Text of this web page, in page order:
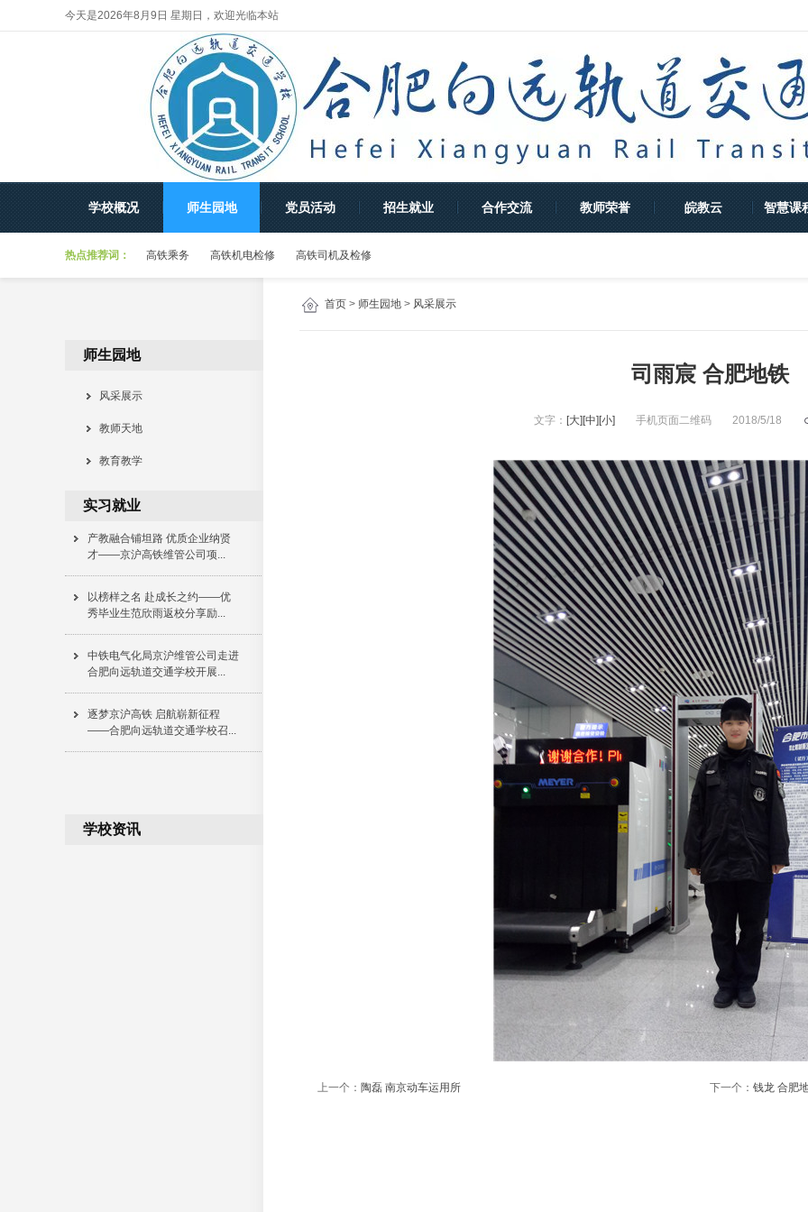
今天是2026年8月9日 星期日，欢迎光临本站
学校概况 师生园地 党员活动 招生就业 合作交流 教师荣誉 皖教云 智慧课
热点推荐词： 高铁乘务 高铁机电检修 高铁司机及检修
首页 > 师生园地 > 风采展示
师生园地
风采展示
教师天地
教育教学
实习就业
中铁电气化局京沪维管公司走进
合肥向远轨道交通学校开展...
逐梦京沪高铁 启航崭新征程
——合肥向远轨道交通学校召...
校企携手促就业 精准对接育英
逐梦职场 不负韶华—— 合肥向
远轨道交通学校学子顺利...
向远轨道交通学校优秀校友群
像：单轨上的追梦人
远轨道交通学校学子顺利入...
合肥向远轨道交通学校学生顺利
才——京沪高铁维管公司项...
秀毕业生范欣雨返校分享励...
合肥向远轨道交通学校开展...
——合肥向远轨道交通学校召...
远轨道交通学校学子顺利...
学校资讯
司雨宸 合肥地铁
文字： [大] [中] [小] 手机页面二维码 2018/5/18
上一个： 陶磊 南京动车运用所 下一个： 钱龙 合肥